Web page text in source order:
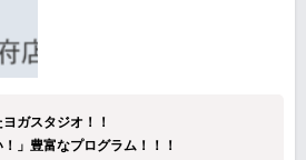
ガスタジオ！！
」豊富なプログラム！！！